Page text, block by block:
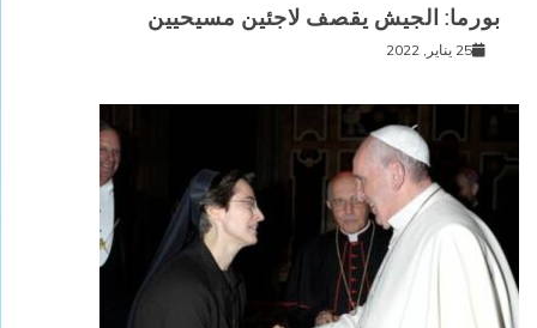
بورما: الجيش يقصف لاجئين مسيحيين
25 يناير, 2022